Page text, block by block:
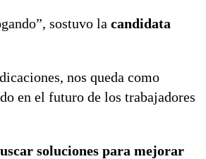
sostuvo la candidata
nos queda como
en el futuro de los trabajadores
soluciones para mejorar